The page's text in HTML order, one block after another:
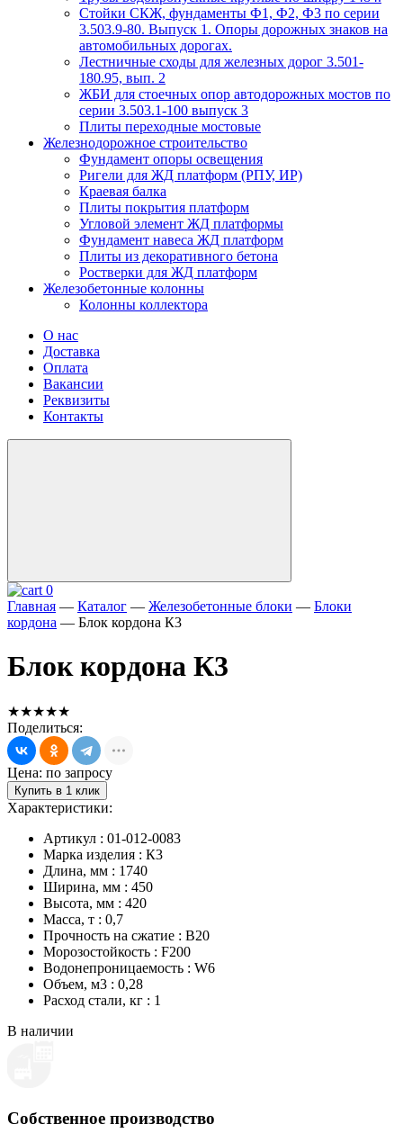
Стойки СКЖ, фундаменты Ф1, Ф2, Ф3 по серии
3.503.9-80. Выпуск 1. Опоры дорожных знаков на
автомобильных дорогах.
Лестничные сходы для железных дорог 3.501-
180.95, вып. 2
ЖБИ для стоечных опор автодорожных мостов по
серии 3.503.1-100 выпуск 3
Плиты переходные мостовые
Железнодорожное строительство
Фундамент опоры освещения
Ригели для ЖД платформ (РПУ, ИР)
Краевая балка
Плиты покрытия платформ
Угловой элемент ЖД платформы
Фундамент навеса ЖД платформ
Плиты из декоративного бетона
Ростверки для ЖД платформ
Железобетонные колонны
Колонны коллектора
О нас
Доставка
Оплата
Вакансии
Реквизиты
Контакты
0
Главная — Каталог — Железобетонные блоки — Блоки
кордона — Блок кордона К3
Блок кордона К3
★★★★★
Поделиться:
Цена: по запросу
Купить в 1 клик
Характеристики:
Артикул : 01-012-0083
Марка изделия : К3
Длина, мм : 1740
Ширина, мм : 450
Высота, мм : 420
Масса, т : 0,7
Прочность на сжатие : B20
Морозостойкость : F200
Водонепроницаемость : W6
Объем, м3 : 0,28
Расход стали, кг : 1
В наличии
Собственное производство